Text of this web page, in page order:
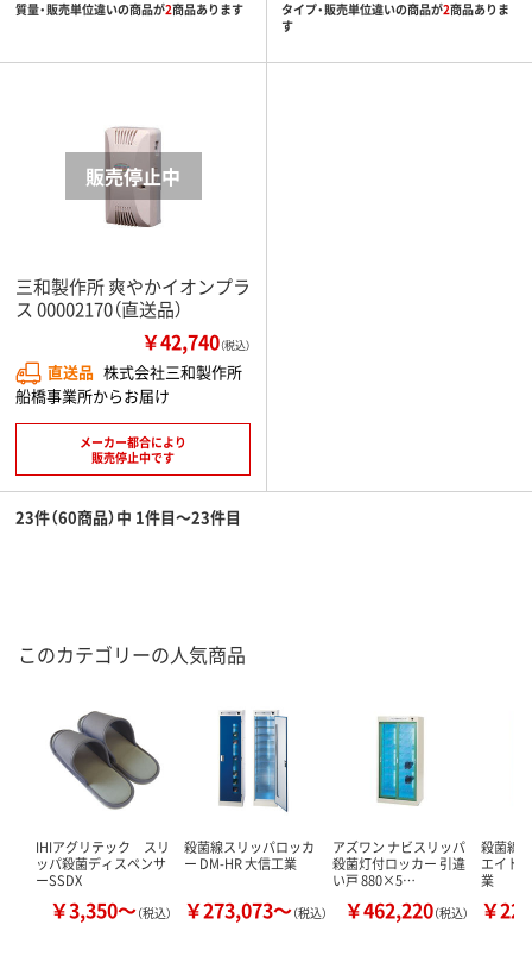
質量・販売単位違いの商品が2商品あります タイプ・販売単位違いの商品が2商品ありま
す
三和製作所 爽やかイオンプラ
ス 00002170（直送品）
￥42,740（税込）
直送品 株式会社三和製作所
船橋事業所からお届け
メーカー都合により
販売停止中です
23件（60商品）中 1件目～23件目
このカテゴリーの人気商品
IHIアグリテック スリ
ッパ殺菌ディスペンサ
ーSSDX
￥3,350～（税込）
殺菌線スリッパロッカ
ー DM-HR 大信工業
￥273,073～（税込）
アズワン ナビスリッパ
殺菌灯付ロッカー 引違
い戸 880×5…
￥462,220（税込）
殺菌線
エイト
業
￥